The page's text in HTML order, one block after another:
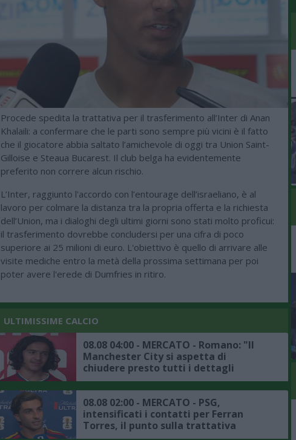
Procede spedita la trattativa per il trasferimento all’Inter di Anan
Khalaili: a confermare che le parti sono sempre più vicini è il fatto
che il giocatore abbia saltato l’amichevole di oggi tra Union Saint-
Gilloise e Steaua Bucarest. Il club belga ha evidentemente
preferito non correre alcun rischio.
L’Inter, raggiunto l'accordo con l’entourage dell’israeliano, è al
lavoro per colmare la distanza tra la propria offerta e la richiesta
dell’Union, ma i dialoghi degli ultimi giorni sono stati molto proficui:
il trasferimento dovrebbe concludersi per una cifra di poco
superiore ai 25 milioni di euro. L'obiettivo è quello di arrivare alle
visite mediche entro la metà della prossima settimana per poi
poter avere l'erede di Dumfries in ritiro.
ULTIMISSIME CALCIO
08.08 04:00 - MERCATO - Romano: "Il
Manchester City si aspetta di
chiudere presto tutti i dettagli
dell'affare Bouaddi"
08.08 02:00 - MERCATO - PSG,
intensificati i contatti per Ferran
Torres, il punto sulla trattativa